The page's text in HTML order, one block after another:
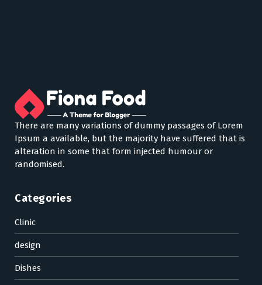
There are many variations of dummy passages of Lorem
Ipsum a available, but the majority have suffered that is
alteration in some that form injected humour or
randomised.
Categories
Clinic
design
Dishes